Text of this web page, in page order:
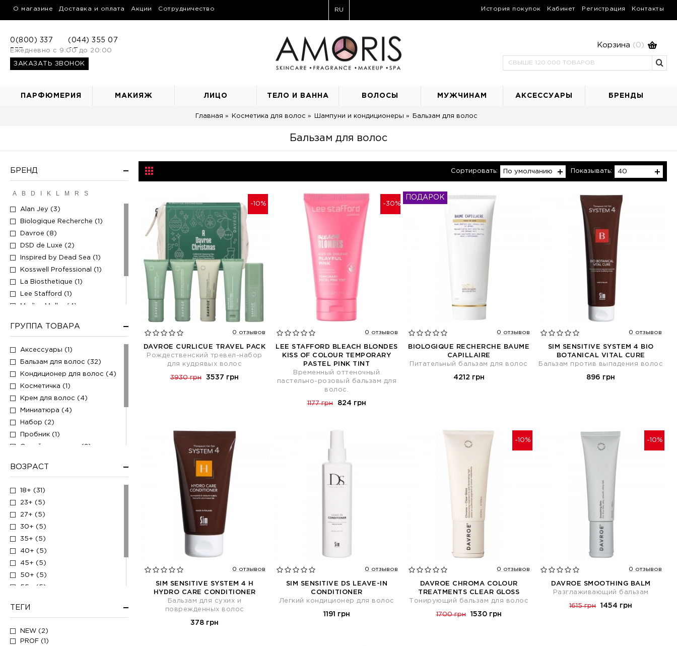
О магазине Доставка и оплата Акции Сотрудничество RU История покупок Кабинет Регистрация Контакты
0(800) 337
337
(044) 355 07
07
Ежедневно с 9:00 до 20:00
ЗАКАЗАТЬ ЗВОНОК
Корзина (0)
ПАРФЮМЕРИЯ МАКИЯЖ ЛИЦО ТЕЛО И ВАННА ВОЛОСЫ МУЖЧИНАМ АКСЕССУАРЫ БРЕНДЫ
Главная Косметика для волос Шампуни и кондиционеры Бальзам для волос
Бальзам для волос
БРЕНД
A B D K L M R S
Alan Jey (3)
Biologique Recherche (1)
Davroe (8)
DSD de Luxe (2)
Inspired by Dead Sea (1)
Kosswell Professional (1)
La Biosthetique (1)
Lee Stafford (1)
Marlies Moller (4)
Rene Furterer (5)
ГРУППА ТОВАРА
Аксессуары (1)
Бальзам для волос (32)
Кондиционер для волос (4)
Косметичка (1)
Крем для волос (4)
Миниатюра (4)
Набор (2)
Пробник (1)
Спрей для волос (2)
Тоник для волос (1)
Шампунь-кондиционер (1)
Эликсир для волос (2)
ВОЗРАСТ
18+ (31)
23+ (5)
27+ (5)
30+ (5)
35+ (5)
40+ (5)
45+ (5)
50+ (5)
55+ (5)
60+ (5)
ТЕГИ
NEW (2)
PROF (1)
Показывать: 40
Сортировать: По умолчанию
-10%
0 отзывов
DAVROE CURLICUE TRAVEL PACK
Рождественский тревел-набор
для кудрявых волос
3930 грн 3537 грн
-30%
0 отзывов
LEE STAFFORD BLEACH BLONDES
KISS OF COLOUR TEMPORARY
PASTEL PINK TINT
Временный оттеночный
пастельно-розовый бальзам для
волос.
1177 грн 824 грн
ПОДАРОК
0 отзывов
BIOLOGIQUE RECHERCHE BAUME
CAPILLAIRE
Питательный бальзам для волос
4212 грн
0 отзывов
SIM SENSITIVE SYSTEM 4 BIO
BOTANICAL VITAL CURE
Бальзам против выпадения волос
896 грн
0 отзывов
SIM SENSITIVE SYSTEM 4 H
HYDRO CARE CONDITIONER
Бальзам для сухих и
поврежденных волос
378 грн
0 отзывов
SIM SENSITIVE DS LEAVE-IN
CONDITIONER
Легкий кондиционер для волос
1191 грн
-10%
0 отзывов
DAVROE CHROMA COLOUR
TREATMENTS CLEAR GLOSS
Тонирующий бальзам для волос
1700 грн 1530 грн
-10%
0 отзывов
DAVROE SMOOTHING BALM
Разглаживающий бальзам
1615 грн 1454 грн